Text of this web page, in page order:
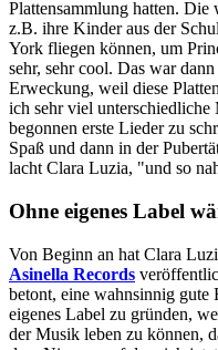
Plattensammlung hatten. Die
z.B. ihre Kinder aus der
York fliegen können, um
sehr, sehr cool. Das war
Erweckung, weil diese
ich sehr viel unterschiedliche
begonnen erste Lieder zu
Spaß und dann in der
lacht Clara Luzia, "und so
Ohne eigenes Label
Von Beginn an hat Clara
Asinella Records
betont, eine wahnsinnig gute
eigenes Label zu gründen,
der Musik leben zu können,